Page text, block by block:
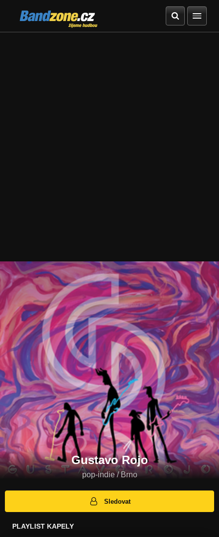
Bandzone.cz
žijeme hudbou
Gustavo Rojo
pop-indie / Brno
Sledovat
PLAYLIST KAPELY